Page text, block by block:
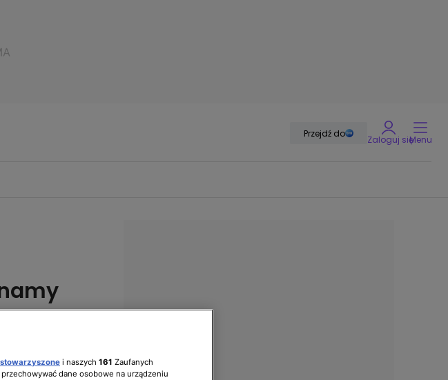
Przejdź do
Zaloguj sięMenu
i naszych 161 Zaufanych
dane osobowe na urządzeniu